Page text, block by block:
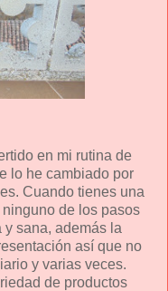
en mi rutina de
lo he cambiado por
Cuando tienes una
de los pasos
sana, además la
así que no
y varias veces.
de productos